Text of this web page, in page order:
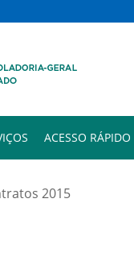
ACESSO RÁPIDO
2015